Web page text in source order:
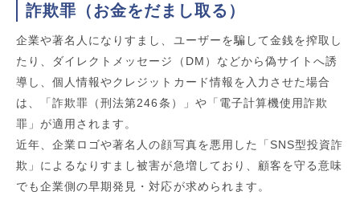
詐欺罪（お金をだまし取る）
企業や著名人になりすまし、ユーザーを騙して金銭を搾取し
たり、ダイレクトメッセージ（DM）などから偽サイトへ誘
導し、個人情報やクレジットカード情報を入力させた場合
は、「詐欺罪（刑法第246条）」や「電子計算機使用詐欺
罪」が適用されます。
近年、企業ロゴや著名人の顔写真を悪用した「SNS型投資詐
欺」によるなりすまし被害が急増しており、顧客を守る意味
でも企業側の早期発見・対応が求められます。